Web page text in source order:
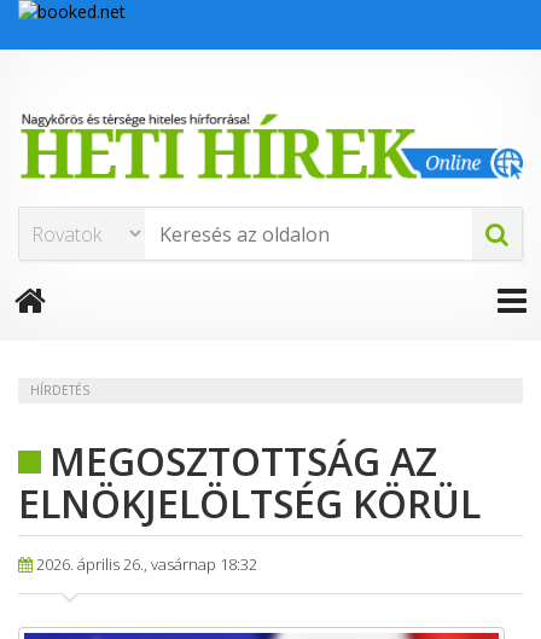
HÍRDETÉS
MEGOSZTOTTSÁG AZ
ELNÖKJELÖLTSÉG KÖRÜL
2026. április 26., vasárnap 18:32